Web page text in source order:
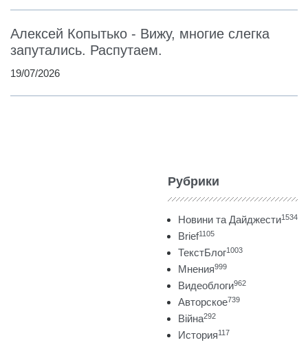
Алексей Копытько - Вижу, многие слегка
запутались. Распутаем.
19/07/2026
Рубрики
Новини та Дайджести1534
Brief1105
ТекстБлог1003
Мнения999
Видеоблоги962
Авторское739
Війна292
История117